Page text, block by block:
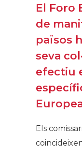
El Foro
de
països
seva
efectiu
Els